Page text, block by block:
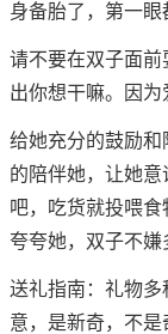
身备胎了，第一眼
请不要在双子面
出你想干嘛。因为
给她充分的鼓励
的陪伴她，让她
吧，吃货就投喂
夸夸她，双子不嫌
送礼指南：礼物
意，是新奇，不是